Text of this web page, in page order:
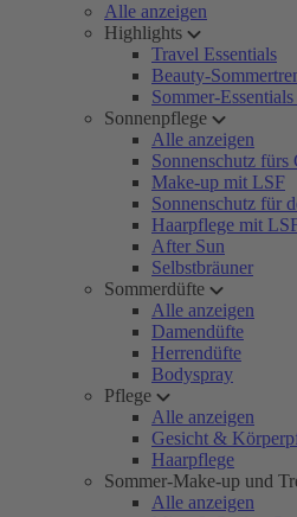
Alle anzeigen
Highlights
Travel Essentials
Beauty-
Sommer-
Sonnenpflege
Alle anzeigen
Sonnenschutz fürs
Make-up mit LSF
Sonnenschutz für
Haarpflege mit
After Sun
Selbstbräuner
Sommerdüfte
Alle anzeigen
Damendüfte
Herrendüfte
Bodyspray
Pflege
Alle anzeigen
Gesicht &
Haarpflege
Sommer-Make-up und
Alle anzeigen